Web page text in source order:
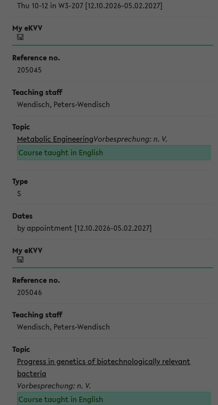
Thu 10-12 in W3-207 [12.10.2026-05.02.2027]
205045
Wendisch, Peters-Wendisch
Metabolic EngineeringVorbesprechung: n. V.
Course taught in English
S
by appointment [12.10.2026-05.02.2027]
205046
Wendisch, Peters-Wendisch
Progress in genetics of biotechnologically relevant
bacteria
Vorbesprechung: n. V.
Course taught in English